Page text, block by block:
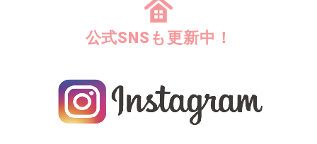
公式SNSも更新中！